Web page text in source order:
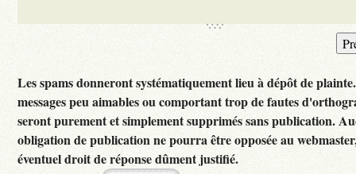
Les spams donneront systématiquement lieu à dépôt de
messages peu aimables ou comportant trop de fautes
seront purement et simplement supprimés sans publication.
obligation de publication ne pourra être opposée au
éventuel droit de réponse dûment justifié.